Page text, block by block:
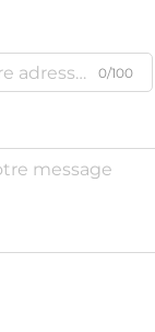
0/100